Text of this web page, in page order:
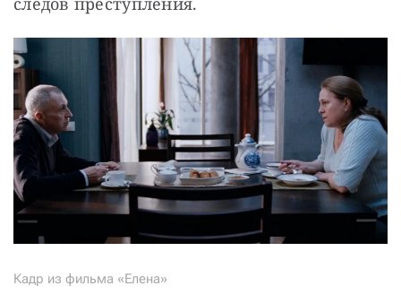
Кадр из фильма «Елена»